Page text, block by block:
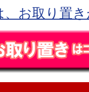
、お取り置